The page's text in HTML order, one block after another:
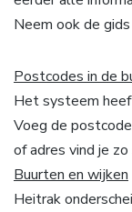
Neem ook de
Postcodes in de
Het systeem
Voeg de
of adres vind je
Buurten en wijken
Heitrak